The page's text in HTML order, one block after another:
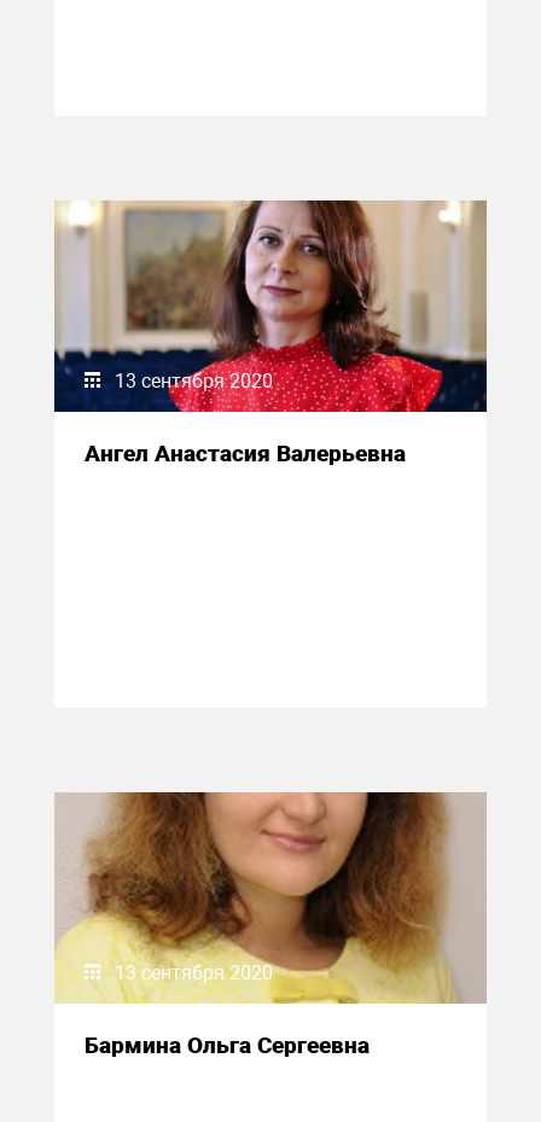
13 сентября 2020
Ангел Анастасия Валерьевна
13 сентября 2020
Бармина Ольга Сергеевна